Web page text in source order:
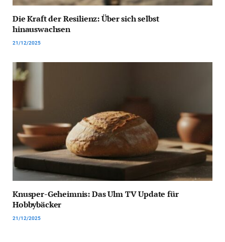
Die Kraft der Resilienz: Über sich selbst
hinauswachsen
21/12/2025
Knusper-Geheimnis: Das Ulm TV Update für
Hobbybäcker
21/12/2025